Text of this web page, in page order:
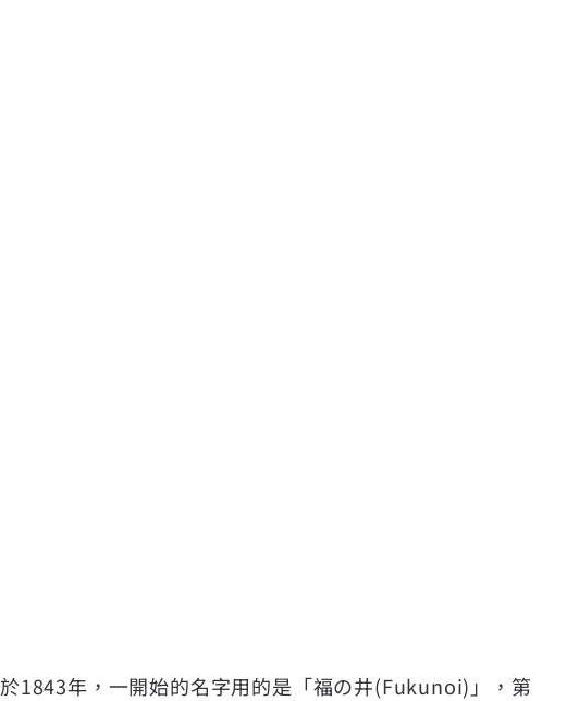
1843年，一開始的名字用的是「福の井(Fukunoi)」，第